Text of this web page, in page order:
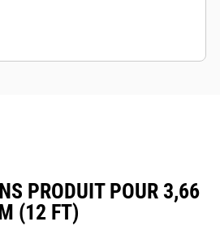
PRODUIT POUR 3,66
(12 FT)